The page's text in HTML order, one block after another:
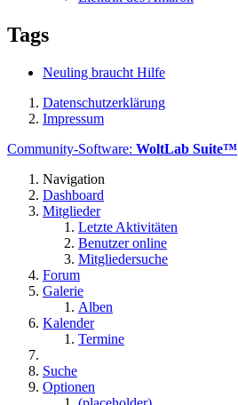
Tags
Neuling braucht Hilfe
Datenschutzerklärung
Impressum
Community-Software: WoltLab Suite™
Navigation
Dashboard
Mitglieder
Letzte Aktivitäten
Benutzer online
Mitgliedersuche
Forum
Galerie
Alben
Kalender
Termine
Suche
Optionen